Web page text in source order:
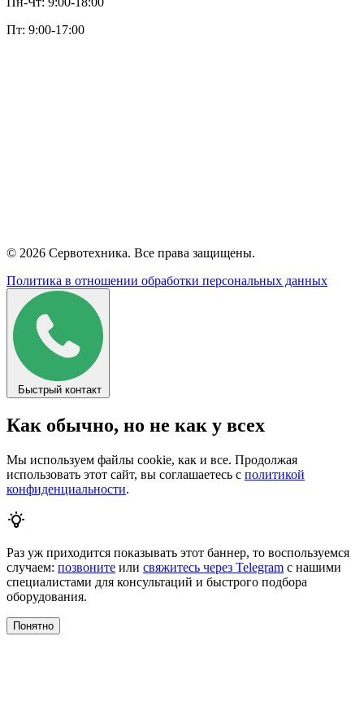
НИОКР
Новости
Статьи
Техническая поддержка:
support@servotechnica.ru
Режим работы:
Пн-Чт: 9:00-18:00
Пт: 9:00-17:00
© 2026 Сервотехника. Все права защищены.
Политика в отношении обработки персональных данных